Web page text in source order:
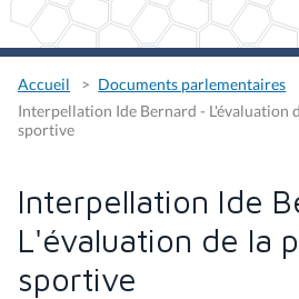
Accueil
Documents parlementaires
Interpellation Ide Bernard - L'évaluation
sportive
Interpellation Ide
L'évaluation de la
sportive